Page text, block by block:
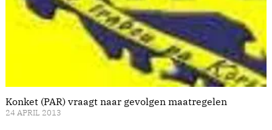
Konket (PAR) vraagt naar gevolgen maatregelen
24 APRIL 2013